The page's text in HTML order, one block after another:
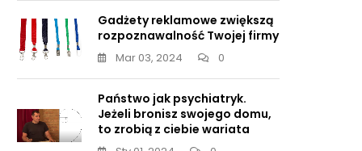
Gadżety reklamowe zwiększą
rozpoznawalność Twojej firmy
Mar 03, 2024 0
Państwo jak psychiatryk.
Jeżeli bronisz swojego domu,
to zrobią z ciebie wariata